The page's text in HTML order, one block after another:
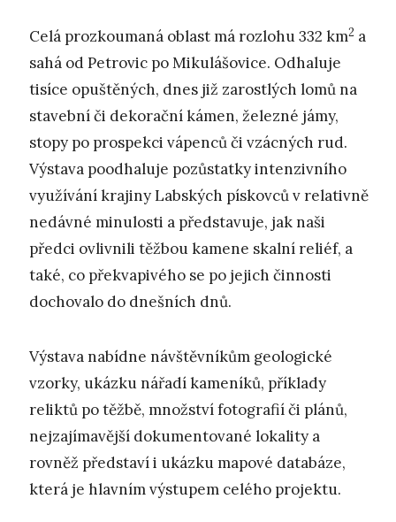
Celá prozkoumaná oblast má rozlohu 332 km2 a
sahá od Petrovic po Mikulášovice. Odhaluje
tisíce opuštěných, dnes již zarostlých lomů na
stavební či dekorační kámen, železné jámy,
stopy po prospekci vápenců či vzácných rud.
Výstava poodhaluje pozůstatky intenzivního
využívání krajiny Labských pískovců v relativně
nedávné minulosti a představuje, jak naši
předci ovlivnili těžbou kamene skalní reliéf, a
také, co překvapivého se po jejich činnosti
dochovalo do dnešních dnů.
Výstava nabídne návštěvníkům geologické
vzorky, ukázku nářadí kameníků, příklady
reliktů po těžbě, množství fotografií či plánů,
nejzajímavější dokumentované lokality a
rovněž představí i ukázku mapové databáze,
která je hlavním výstupem celého projektu.